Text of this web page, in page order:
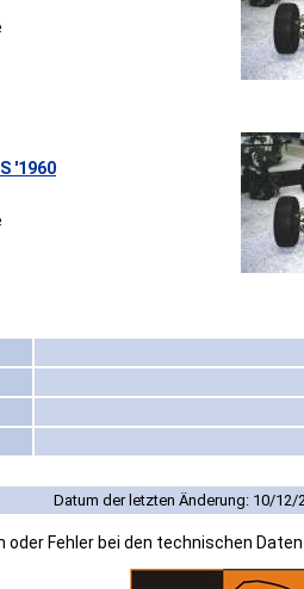
'1960
Datum der letzten Änderung: 10/12/
oder Fehler bei den technischen